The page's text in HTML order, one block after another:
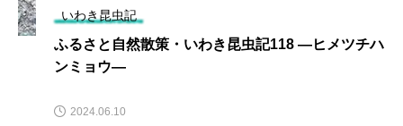
いわき昆虫記
ふるさと自然散策・いわき昆虫記118 ―ヒメツチハ
ンミョウ―
2024.06.10